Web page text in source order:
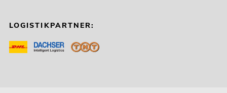
LOGISTIKPARTNER: